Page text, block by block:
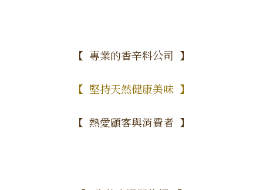
【 專業的香辛料公司 】
【 堅持天然健康美味 】
【 熱愛顧客與消費者 】